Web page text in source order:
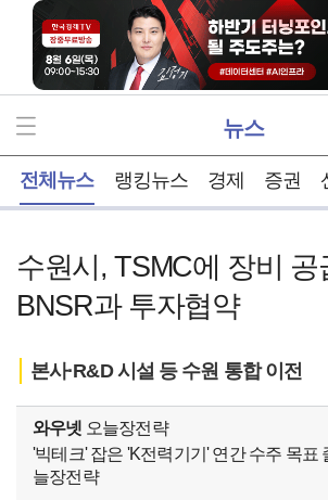
뉴스
전체뉴스 랭킹뉴스 경제 증권
수원시, TSMC에 장비 공
BNSR과 투자협약
본사·R&D 시설 등 수원 통합 이전
와우넷 오늘장전략
'빅테크' 잡은 'K전력기기' 연간 수주 목표
늘장전략